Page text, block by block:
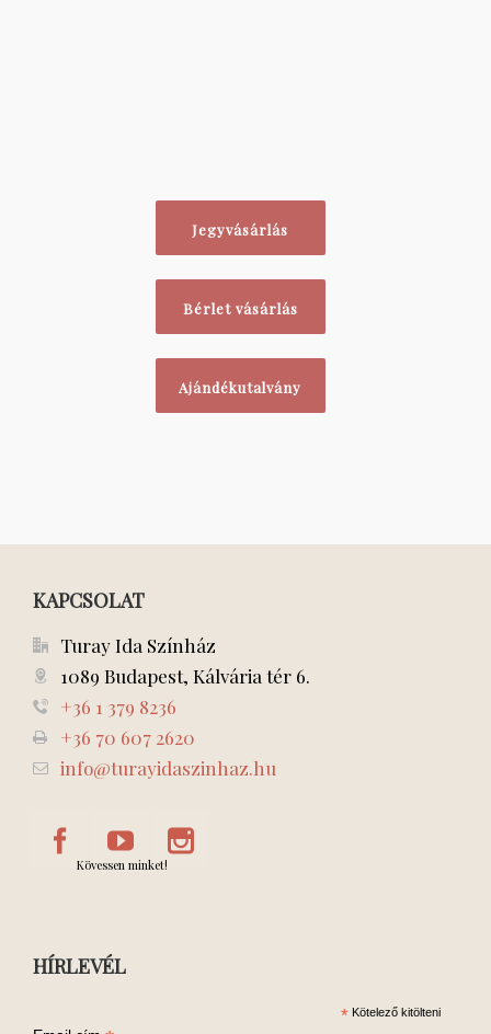
Jegyvásárlás
Bérlet vásárlás
Ajándékutalvány
KAPCSOLAT
Turay Ida Színház
1089 Budapest, Kálvária tér 6.
+36 1 379 8236
+36 70 607 2620
info@turayidaszinhaz.hu
Kövessen minket!
HÍRLEVÉL
* Kötelező kitölteni